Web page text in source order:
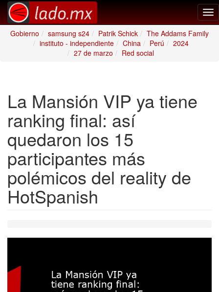
Gobierno
samsung s24 Patrik Schick
The Addams Family
instituto - independiente
China Perú
2024
27 de marzo
Red social
La Mansión VIP ya tiene
ranking final: así
quedaron los 15
participantes más
polémicos del reality de
HotSpanish